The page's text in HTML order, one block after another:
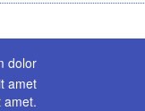
dolor
amet
amet.